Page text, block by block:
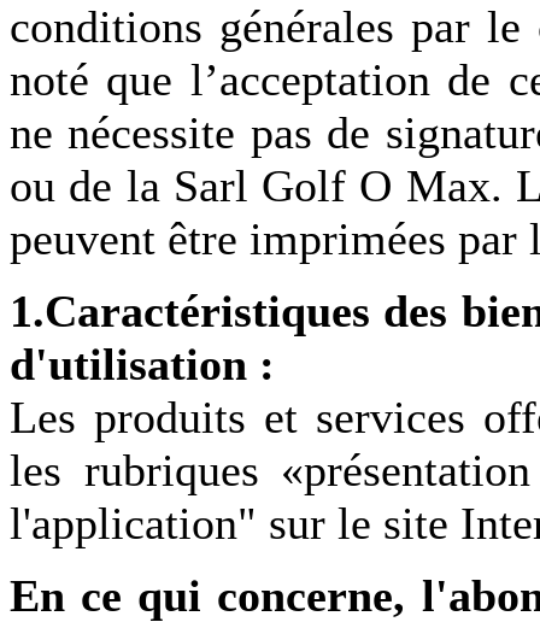
conditions générales par
noté que l’acceptation de
ne nécessite pas de
ou de la Sarl Golf O Max.
peuvent être imprimées
1.Caractéristiques des
d'utilisation :
Les produits et services
les rubriques
l'application" sur le site
En ce qui concerne,